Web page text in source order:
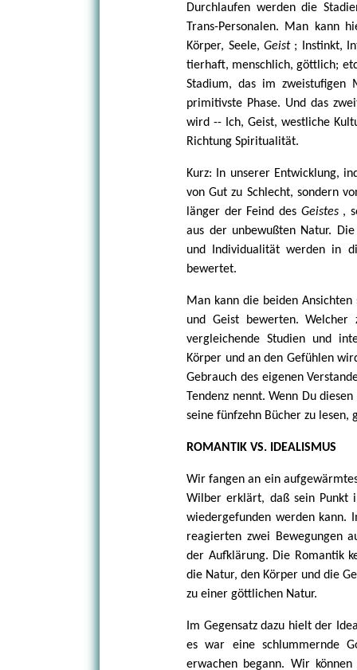
Durchlaufen werden die
Trans-Personalen. Man kann
Körper, Seele, Geist ; Instinkt,
tierhaft, menschlich, göttlich;
Stadium, das im
primitivste Phase. Und das
wird -- Ich, Geist, westliche
Richtung Spiritualität.
Kurz: In unserer Entwicklung,
von Gut zu Schlecht, sondern
länger der Feind des Geistes ,
aus der unbewußten Natur.
und Individualität werden in
bewertet.
Man kann die beiden
und Geist bewerten. Welcher
vergleichende Studien und
Körper und an den Gefühlen
Gebrauch des eigenen
Tendenz nennt. Wenn Du
seine fünfzehn Bücher zu lesen,
ROMANTIK VS. IDEALISMUS
Wir fangen an ein
Wilber erklärt, daß sein Punkt
wiedergefunden werden kann.
reagierten zwei Bewegungen
der Aufklärung. Die Romantik
die Natur, den Körper und die
zu einer göttlichen Natur.
Im Gegensatz dazu hielt der
es war eine schlummernde
erwachen begann. Wir